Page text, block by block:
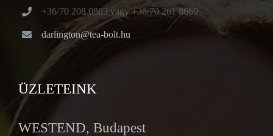
+36/70 208 0863 vagy +36/70 261 8669
darlington@tea-bolt.hu
ÜZLETEINK
WESTEND, Budapest